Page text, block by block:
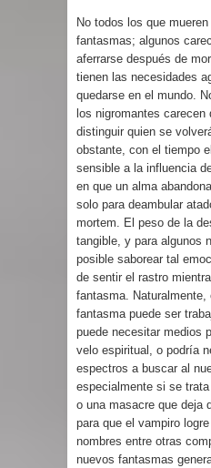
No todos los que
fantasmas; algunos
aferrarse después de
tienen las necesidades
quedarse en el mundo.
los nigromantes
distinguir quien se
obstante, con el tiempo
sensible a la influencia
en que un alma
solo para deambular
mortem. El peso de la
tangible, y para algunos
posible saborear tal
de sentir el rastro
fantasma. Naturalmente,
fantasma puede ser
puede necesitar medios
velo espiritual, o podría
espectros a buscar al
especialmente si se
o una masacre que deja
para que el vampiro
nombres entre otras
nuevos fantasmas